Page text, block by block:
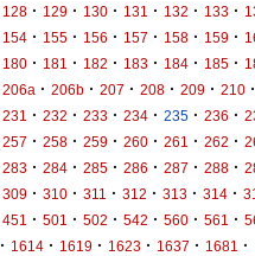
128 · 129 · 130 · 131 · 132 · 133 ·
154 · 155 · 156 · 157 · 158 · 159 ·
180 · 181 · 182 · 183 · 184 · 185 ·
206a · 206b · 207 · 208 · 209 · 210 ·
231 · 232 · 233 · 234 · 235 · 236 ·
257 · 258 · 259 · 260 · 261 · 262 ·
283 · 284 · 285 · 286 · 287 · 288 ·
309 · 310 · 311 · 312 · 313 · 314 ·
451 · 501 · 502 · 542 · 560 · 561 ·
· 1614 · 1619 · 1623 · 1637 · 1681 ·